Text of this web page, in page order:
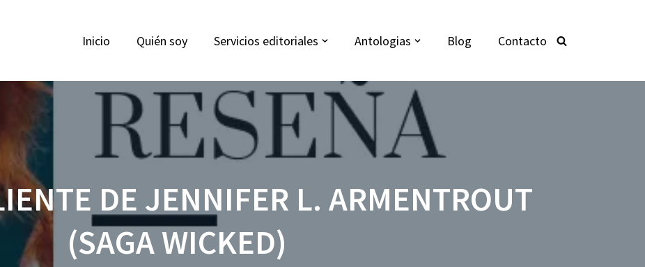
Inicio Quién soy Servicios editoriales Antologias Blog Contacto
DE JENNIFER L. ARMENTROUT
(SAGA WICKED)